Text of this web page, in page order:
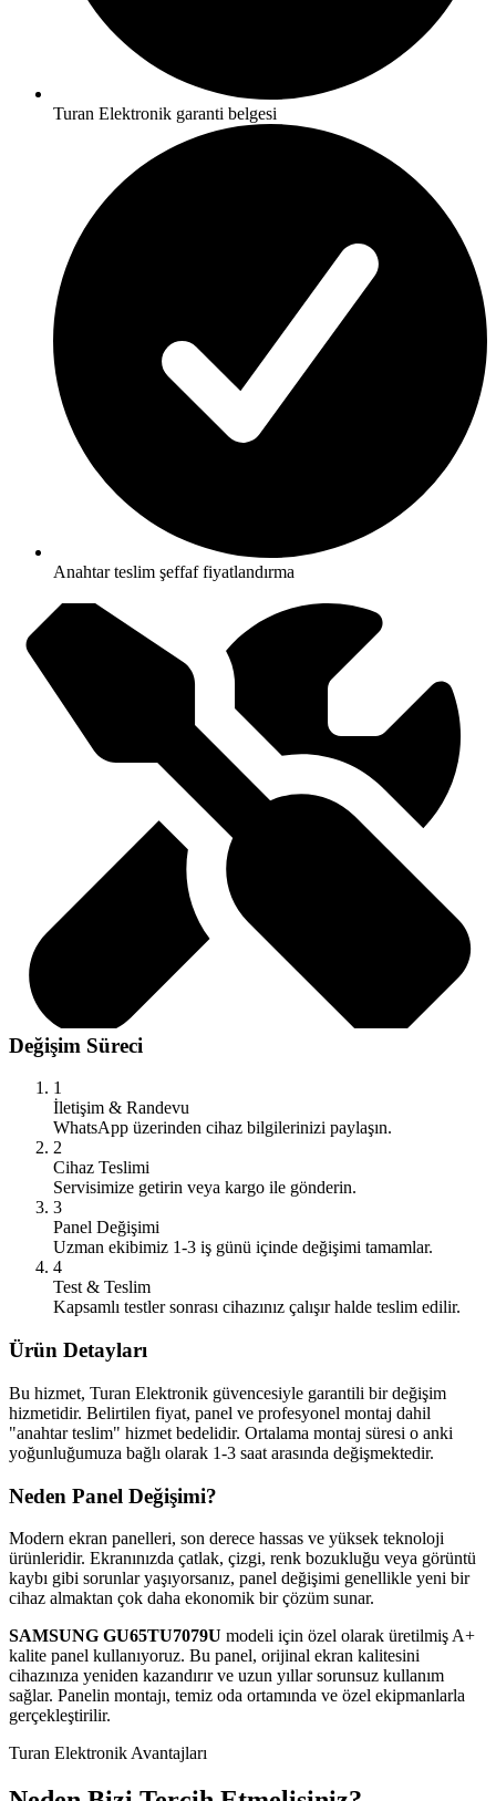
Turan Elektronik garanti belgesi
Anahtar teslim şeffaf fiyatlandırma
Değişim Süreci
1
İletişim & Randevu
WhatsApp üzerinden cihaz bilgilerinizi paylaşın.
2
Cihaz Teslimi
Servisimize getirin veya kargo ile gönderin.
3
Panel Değişimi
Uzman ekibimiz 1-3 iş günü içinde değişimi tamamlar.
4
Test & Teslim
Kapsamlı testler sonrası cihazınız çalışır halde teslim edilir.
Ürün Detayları
Bu hizmet, Turan Elektronik güvencesiyle garantili bir değişim
hizmetidir. Belirtilen fiyat, panel ve profesyonel montaj dahil
"anahtar teslim" hizmet bedelidir. Ortalama montaj süresi o anki
yoğunluğumuza bağlı olarak 1-3 saat arasında değişmektedir.
Neden Panel Değişimi?
Modern ekran panelleri, son derece hassas ve yüksek teknoloji
ürünleridir. Ekranınızda çatlak, çizgi, renk bozukluğu veya görüntü
kaybı gibi sorunlar yaşıyorsanız, panel değişimi genellikle yeni bir
cihaz almaktan çok daha ekonomik bir çözüm sunar.
SAMSUNG GU65TU7079U modeli için özel olarak üretilmiş A+
kalite panel kullanıyoruz. Bu panel, orijinal ekran kalitesini
cihazınıza yeniden kazandırır ve uzun yıllar sorunsuz kullanım
sağlar. Panelin montajı, temiz oda ortamında ve özel ekipmanlarla
gerçekleştirilir.
Turan Elektronik Avantajları